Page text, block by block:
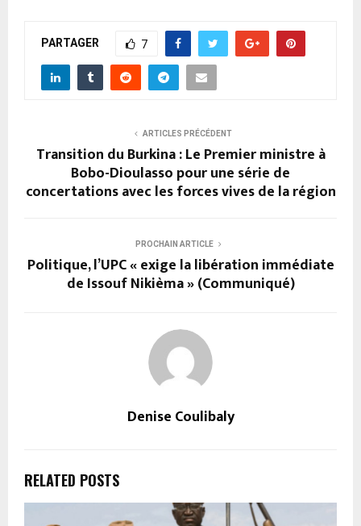
PARTAGER 7
ARTICLES PRÉCÉDENT
Transition du Burkina : Le Premier ministre à
Bobo-Dioulasso pour une série de
concertations avec les forces vives de la région
PROCHAIN ARTICLE
Politique, l’UPC « exige la libération immédiate
de Issouf Nikièma » (Communiqué)
Denise Coulibaly
RELATED POSTS